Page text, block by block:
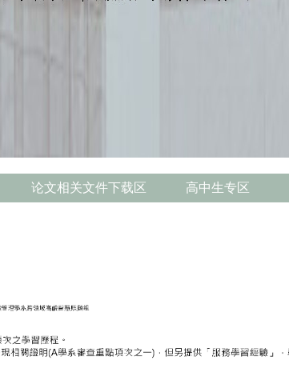
论文相关文件下载区 高中生专区